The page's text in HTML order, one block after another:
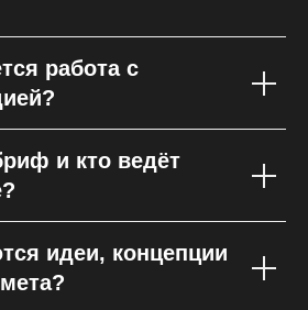
работа с
и кто ведёт
идеи, концепции